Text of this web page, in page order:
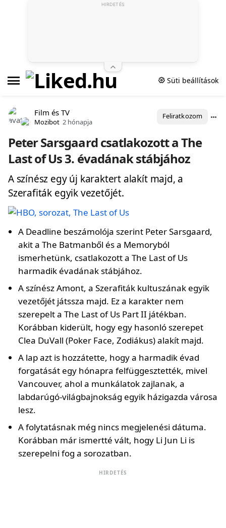
Süti beállítások
Film és TV
Mozibot 2 hónapja
Feliratkozom
Peter Sarsgaard csatlakozott a The
Last of Us 3. évadának stábjához
A színész egy új karaktert alakít majd, a
Szerafiták egyik vezetőjét.
A Deadline beszámolója szerint Peter Sarsgaard,
akit a The Batmanből és a Memoryból
ismerhetünk, csatlakozott a The Last of Us
harmadik évadának stábjához.
A színész Amont, a Szerafiták kultuszának egyik
vezetőjét játssza majd. Ez a karakter nem
szerepelt a The Last of Us Part II játékban.
Korábban kiderült, hogy egy hasonló szerepet
Clea DuVall (Poker Face, Zodiákus) alakít majd.
A lap azt is hozzátette, hogy a harmadik évad
forgatását egy hónapra felfüggesztették, mivel
Vancouver, ahol a munkálatok zajlanak, a
labdarúgó-világbajnokság egyik házigazda városa
lesz.
A folytatásnak még nincs megjelenési dátuma.
Korábban már ismertté vált, hogy Li Jun Li is
szerepelni fog a sorozatban.
HIRDETÉS
HIRDETÉS